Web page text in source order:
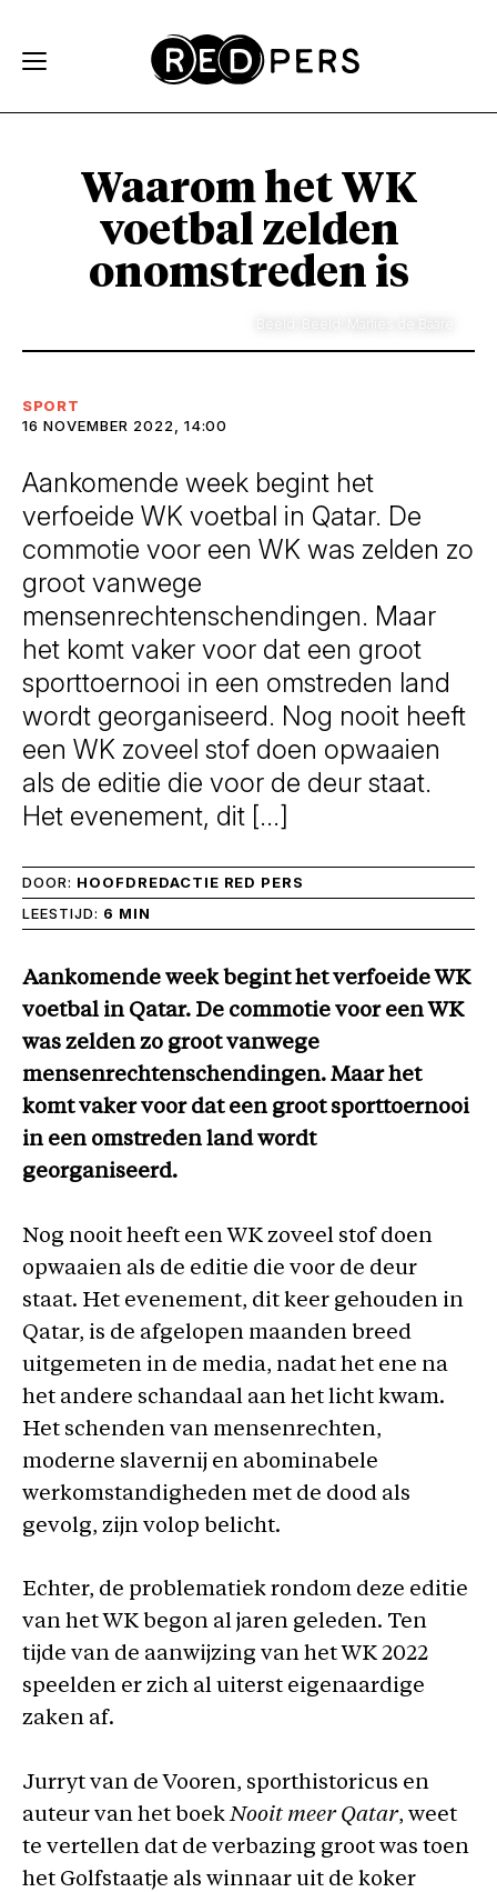
Waarom het WK
voetbal zelden
onomstreden is
SPORT
16 NOVEMBER 2022, 14:00
Aankomende week begint het
verfoeide WK voetbal in Qatar. De
commotie voor een WK was zelden zo
groot vanwege
mensenrechtenschendingen. Maar
het komt vaker voor dat een groot
sporttoernooi in een omstreden land
wordt georganiseerd. Nog nooit heeft
een WK zoveel stof doen opwaaien
als de editie die voor de deur staat.
Het evenement, dit […]
DOOR: HOOFDREDACTIE RED PERS
LEESTIJD: 6 MIN
Aankomende week begint het verfoeide WK
voetbal in Qatar. De commotie voor een WK
was zelden zo groot vanwege
mensenrechtenschendingen. Maar het
komt vaker voor dat een groot sporttoernooi
in een omstreden land wordt
georganiseerd.
Nog nooit heeft een WK zoveel stof doen
opwaaien als de editie die voor de deur
staat. Het evenement, dit keer gehouden in
Qatar, is de afgelopen maanden breed
uitgemeten in de media, nadat het ene na
het andere schandaal aan het licht kwam.
Het schenden van mensenrechten,
moderne slavernij en abominabele
werkomstandigheden met de dood als
gevolg, zijn volop belicht.
Echter, de problematiek rondom deze editie
van het WK begon al jaren geleden. Ten
tijde van de aanwijzing van het WK 2022
speelden er zich al uiterst eigenaardige
zaken af.
Jurryt van de Vooren, sporthistoricus en
auteur van het boekNooit meer Qatar, weet
te vertellen dat de verbazing groot was toen
het Golfstaatje als winnaar uit de koker